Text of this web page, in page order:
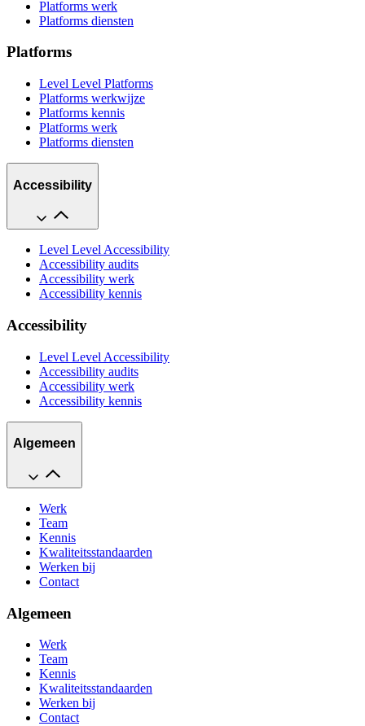
Platforms werk
Platforms diensten
Platforms
Level Level Platforms
Platforms werkwijze
Platforms kennis
Platforms werk
Platforms diensten
Accessibility
Level Level Accessibility
Accessibility audits
Accessibility werk
Accessibility kennis
Accessibility
Level Level Accessibility
Accessibility audits
Accessibility werk
Accessibility kennis
Algemeen
Werk
Team
Kennis
Kwaliteitsstandaarden
Werken bij
Contact
Algemeen
Werk
Team
Kennis
Kwaliteitsstandaarden
Werken bij
Contact